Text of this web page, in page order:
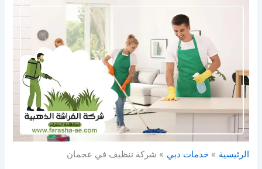
الرئيسية خدمات دبي
شركة تنظيف في عجمان